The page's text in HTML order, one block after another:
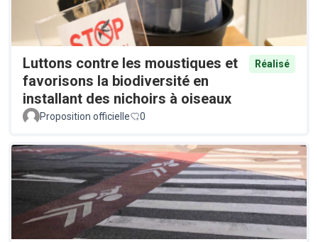
Luttons contre les moustiques et
favorisons la biodiversité en
installant des nichoirs à oiseaux
Réalisé
Proposition officielle 0